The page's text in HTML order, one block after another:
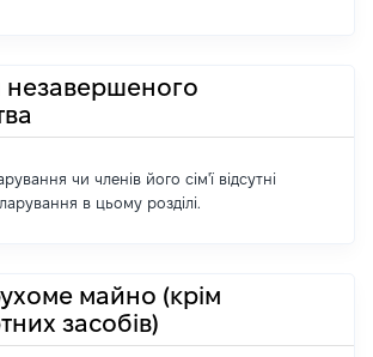
незавершеного
чи членів його сім'ї відсутні
в цьому розділі.
майно (крім
засобів)